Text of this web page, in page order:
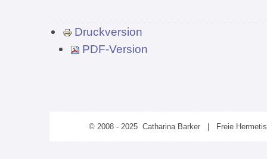
Druckversion
PDF-Version
© 2008 - 2025 Catharina Barker | Freie